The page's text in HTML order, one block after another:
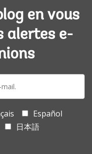
en vous
alertes e-
Español
日本語